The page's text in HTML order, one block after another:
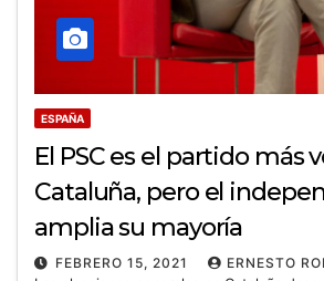
ESPAÑA
El PSC es el partido más
Cataluña, pero el
amplia su mayoría
FEBRERO 15, 2021
ERNESTO